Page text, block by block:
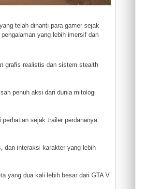
telah dinanti para gamer sejak
yang lebih imersif dan
grafis realistis dan sistem stealth
penuh aksi dari dunia mitologi
perhatian sejak trailer perdananya.
dan interaksi karakter yang lebih
yang dua kali lebih besar dari GTA V